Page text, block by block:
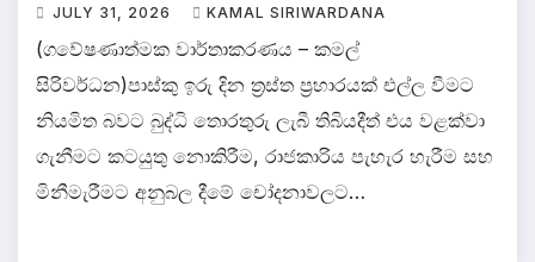
JULY 31, 2026 KAMAL SIRIWARDANA
(ගවේෂණාත්මක වාර්තාකරණය – කමල්
සිරිවර්ධන)පාස්කු ඉරු දින ත්‍රස්ත ප්‍රහාරයක් එල්ල වීමට
නියමිත බවට බුද්ධි තොරතුරු ලැබී තිබියදීත් එය වළක්වා
ගැනීමට කටයුතු නොකිරීම, රාජකාරිය පැහැර හැරීම සහ
මිනීමැරීමට අනුබල දීමේ චෝදනාවලට…